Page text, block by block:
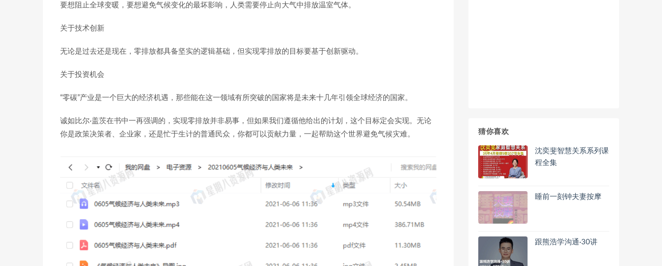
要想阻止全球变暖，要想避免气候变化的最坏影响，人类需要停止向大气中排放温室气体。
关于技术创新
无论是过去还是现在，零排放都具备坚实的逻辑基础，但实现零排放的目标要基于创新驱动。
关于投资机会
“零碳”产业是一个巨大的经济机遇，那些能在这一领域有所突破的国家将是未来十几年引领全球经济的国家。
诚如比尔·盖茨在书中一再强调的，实现零排放并非易事，但如果我们遵循他给出的计划，这个目标定会实现。无论
你是政策决策者、企业家，还是忙于生计的普通民众，你都可以贡献力量，一起帮助这个世界避免气候灾难。
猜你喜欢
沈奕斐智慧关系系列课
程全集
睡前一刻钟夫妻按摩
跟熊浩学沟通·30讲